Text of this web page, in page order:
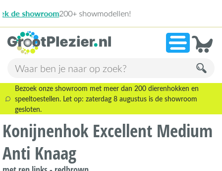
»13.945
Bezoek onze showroom met meer dan 200 dierenhokken en
speeltoestellen. Let op: zaterdag 8 augustus is de showroom
gesloten.
Konijnenhok Excellent Medium
Anti Knaag